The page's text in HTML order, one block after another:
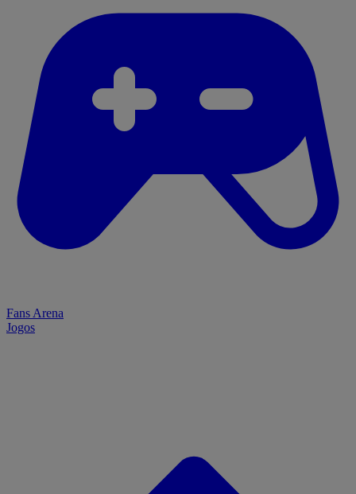
Fans Arena
Jogos